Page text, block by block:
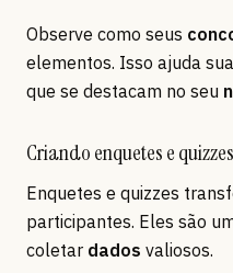
Observe como seus
elementos. Isso ajuda sua
que se destacam no seu
Criando enquetes e
Enquetes e quizzes
participantes. Eles são
coletar dados valiosos.